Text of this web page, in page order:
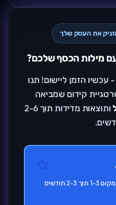
את העסק שלך
עם מילות הכסף שלכם?
הזמן ליישום! תנו
קידום שמביאה
ותוצאות מדידות תוך 2-6
חודשים